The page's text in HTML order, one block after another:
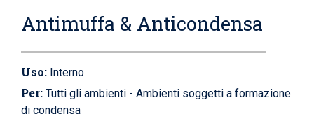
Antimuffa & Anticondensa
Uso: Interno
Per: Tutti gli ambienti - Ambienti soggetti a formazione
di condensa